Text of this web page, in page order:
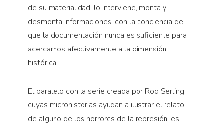
de su materialidad: lo interviene, monta y
desmonta informaciones, con la conciencia de
que la documentación nunca es suficiente para
acercarnos afectivamente a la dimensión
histórica.
El paralelo con la serie creada por Rod Serling,
cuyas microhistorias ayudan a ilustrar el relato
de alguno de los horrores de la represión, es